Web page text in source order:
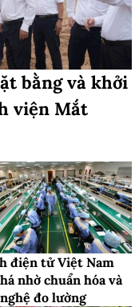
bằng và khởi
viện Mắt
điện tử Việt Nam
nhờ chuẩn hóa và
đo lường